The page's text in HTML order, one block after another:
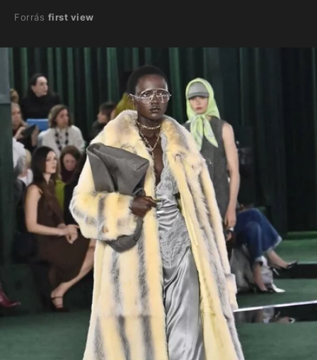
Forrás first view